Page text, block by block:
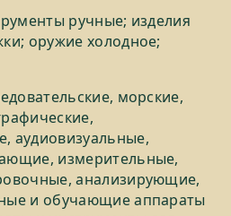
ручные; изделия
оружие холодное;
морские,
аудиовизуальные,
измерительные,
анализирующие,
и обучающие аппараты